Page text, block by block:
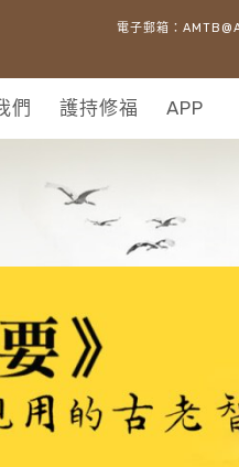
電子郵箱：
們 護持修福 APP